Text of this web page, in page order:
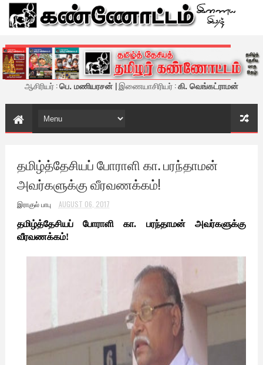
கண்ணோட்டம் - இணைய இதழ்
ஆசிரியர் :பெ. மணியரசன் | இணையாசிரியர் :கி. வெங்கட்ராமன்
தமிழ்த்தேசியப் போராளி கா. பரந்தாமன்
அவர்களுக்கு வீரவணக்கம்!
இராகுல் பாபு
AUGUST 06, 2017
தமிழ்த்தேசியப் போராளி கா. பரந்தாமன் அவர்களுக்கு
வீரவணக்கம்!